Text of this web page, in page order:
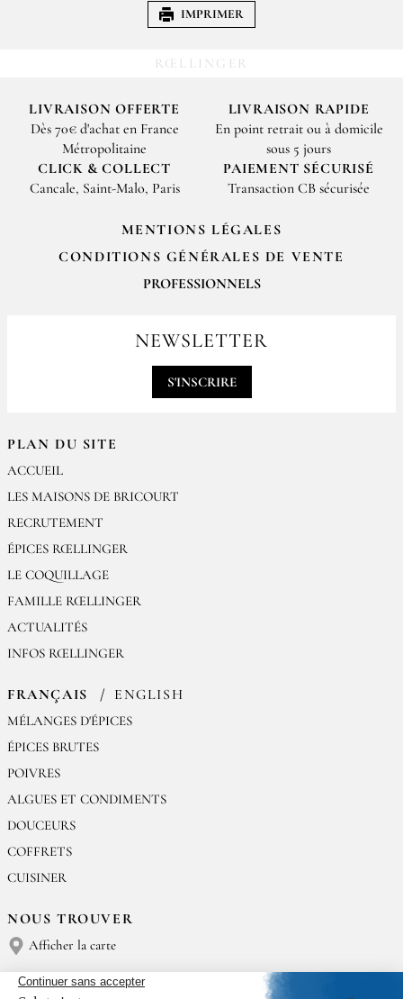
IMPRIMER
RŒLLINGER
LIVRAISON OFFERTE
Dès 70€ d'achat en France
Métropolitaine
LIVRAISON RAPIDE
En point retrait ou à domicile
sous 5 jours
CLICK & COLLECT
Cancale, Saint-Malo, Paris
PAIEMENT SÉCURISÉ
Transaction CB sécurisée
PLAN DU SITE
ACCUEIL
LES MAISONS DE BRICOURT
RECRUTEMENT
ÉPICES RŒLLINGER
LE COQUILLAGE
FAMILLE RŒLLINGER
ACTUALITÉS
INFOS RŒLLINGER
FRANÇAIS ENGLISH
MÉLANGES D'ÉPICES
ÉPICES BRUTES
POIVRES
ALGUES ET CONDIMENTS
DOUCEURS
COFFRETS
CUISINER
NOUS TROUVER
Afficher la carte
NOUS CONTACTER
MENTIONS LÉGALES
CONDITIONS GÉNÉRALES DE VENTE
PROFESSIONNELS
contact@epices-roellinger.comNEWSLETTER
S'INSCRIRE